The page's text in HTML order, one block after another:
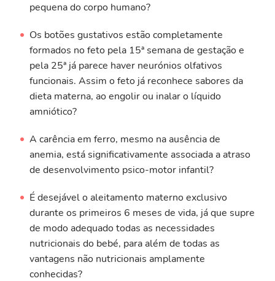
pequena do corpo humano?
Os botões gustativos estão completamente
formados no feto pela 15ª semana de gestação e
pela 25ª já parece haver neurónios olfativos
funcionais. Assim o feto já reconhece sabores da
dieta materna, ao engolir ou inalar o líquido
amniótico?
A carência em ferro, mesmo na ausência de
anemia, está significativamente associada a atraso
de desenvolvimento psico-motor infantil?
É desejável o aleitamento materno exclusivo
durante os primeiros 6 meses de vida, já que supre
de modo adequado todas as necessidades
nutricionais do bebé, para além de todas as
vantagens não nutricionais amplamente
conhecidas?